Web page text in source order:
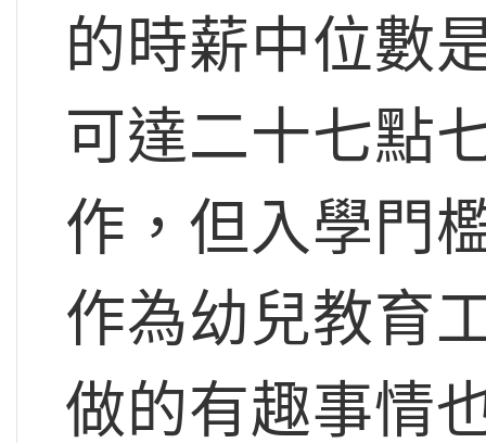
的時薪中位數
可達二十七點
作，但入學門
作為幼兒教育
做的有趣事情